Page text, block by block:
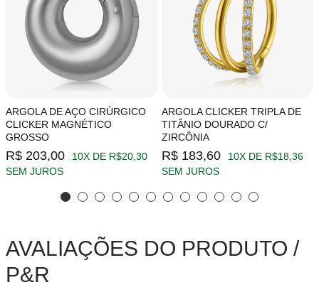
ARGOLA DE AÇO CIRÚRGICO
CLICKER MAGNÉTICO
GROSSO
R$ 203,00
10X DE R$20,30
SEM JUROS
ARGOLA CLICKER TRIPLA DE
TITÂNIO DOURADO C/
ZIRCÔNIA
R$ 183,60
10X DE R$18,36
SEM JUROS
AVALIAÇÕES DO PRODUTO /
P&R